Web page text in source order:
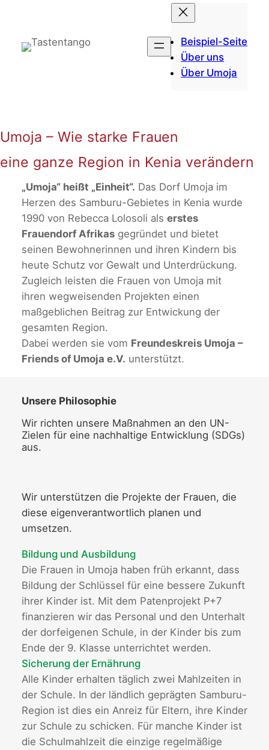
springen
Beispiel-Seite
Über uns
Über Umoja
Umoja – Wie starke Frauen
eine ganze Region in Kenia verändern
„Umoja“ heißt „Einheit“. Das Dorf Umoja im
Herzen des Samburu-Gebietes in Kenia wurde
1990 von Rebecca Lolosoli als erstes
Frauendorf Afrikasgegründet und bietet
seinen Bewohnerinnen und ihren Kindern bis
heute Schutz vor Gewalt und Unterdrückung.
Zugleich leisten die Frauen von Umoja mit
ihren wegweisenden Projekten einen
maßgeblichen Beitrag zur Entwickung der
gesamten Region.
Dabei werden sie vom Freundeskreis Umoja –
Friends of Umoja e.V. unterstützt.
Unsere Philosophie
Wir richten unsere Maßnahmen an den UN-
Zielen für eine nachhaltige Entwicklung (SDGs)
aus.
Wir unterstützen die Projekte der Frauen, die
diese eigenverantwortlich planen und
umsetzen.
Bildung und Ausbildung
Die Frauen in Umoja haben früh erkannt, dass
Bildung der Schlüssel für eine bessere Zukunft
ihrer Kinder ist. Mit dem Patenprojekt P+7
finanzieren wir das Personal und den Unterhalt
der dorfeigenen Schule, in der Kinder bis zum
Ende der 9. Klasse unterrichtet werden.
Sicherung der Ernährung
Alle Kinder erhalten täglich zwei Mahlzeiten in
der Schule. In der ländlich geprägten Samburu-
Region ist dies ein Anreiz für Eltern, ihre Kinder
zur Schule zu schicken. Für manche Kinder ist
die Schulmahlzeit die einzige regelmäßige